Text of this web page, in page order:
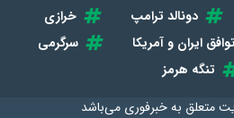
دونالد ترامپ
خرازی
توافق ایران و آمریکا
سرگرمی
تنگه هرمز
متعلق بهخبرفوری می‌باشد